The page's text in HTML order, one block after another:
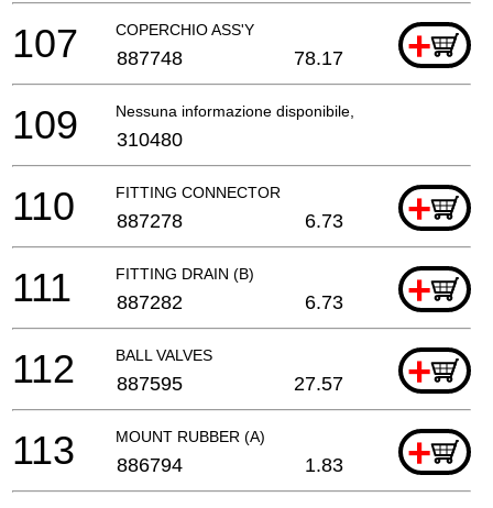
COPERCHIO ASS'Y +
107 887748 78.17
Nessuna informazione disponibile, non ordinabile
109 310480
FITTING CONNECTOR +
110 887278 6.73
FITTING DRAIN (B) +
111 887282 6.73
BALL VALVES +
112 887595 27.57
MOUNT RUBBER (A) +
113 886794 1.83